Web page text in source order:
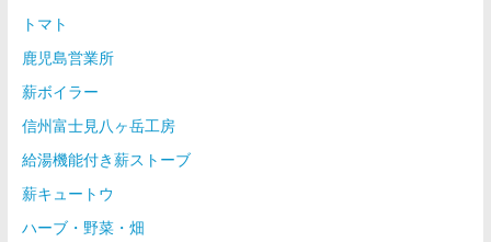
トマト
鹿児島営業所
薪ボイラー
信州富士見八ヶ岳工房
給湯機能付き薪ストーブ
薪キュートウ
ハーブ・野菜・畑